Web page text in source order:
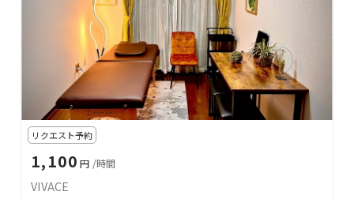
リクエスト予約
1,100 円 /時間
VIVACE